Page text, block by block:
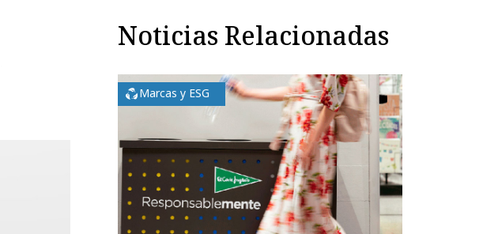
Noticias Relacionadas
Marcas y ESG